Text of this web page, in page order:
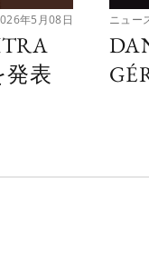
年5月08日
発表
ニュー